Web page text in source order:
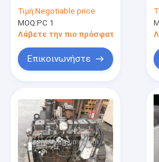
βιομηχανική
εφαρμογή
Τιμή:Negotiable price
MOQ:PC 1
Λάβετε την πιο πρόσφατη τιμή
Επικοινωνήστε